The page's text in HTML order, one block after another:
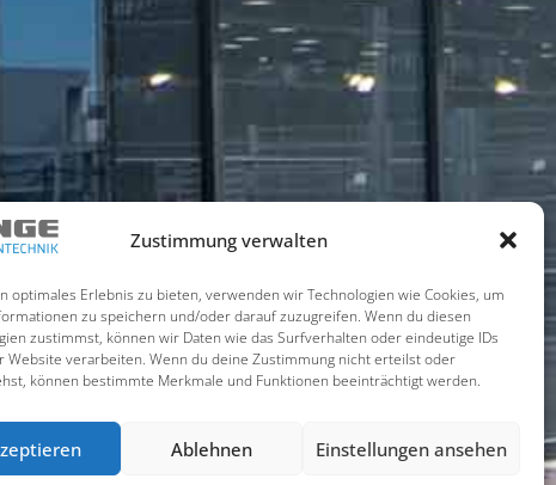
Zustimmung verwalten
optimales Erlebnis zu bieten, verwenden wir Technologien wie Cookies, um
zu speichern und/oder darauf zuzugreifen. Wenn du diesen
zustimmst, können wir Daten wie das Surfverhalten oder eindeutige IDs
Website verarbeiten. Wenn du deine Zustimmung nicht erteilst oder
können bestimmte Merkmale und Funktionen beeinträchtigt werden.
Ablehnen Einstellungen ansehen